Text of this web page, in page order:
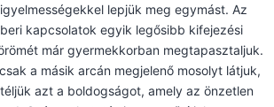
lepjük meg egymást. Az
kapcsolatok egyik legősibb kifejezési
már gyermekkorban megtapasztaljuk.
a másik arcán megjelenő mosolyt látjuk,
azt a boldogságot, amely az önzetlen